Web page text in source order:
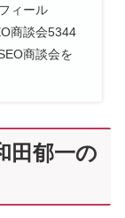
ィール
商談会5344
商談会を
田郁一の